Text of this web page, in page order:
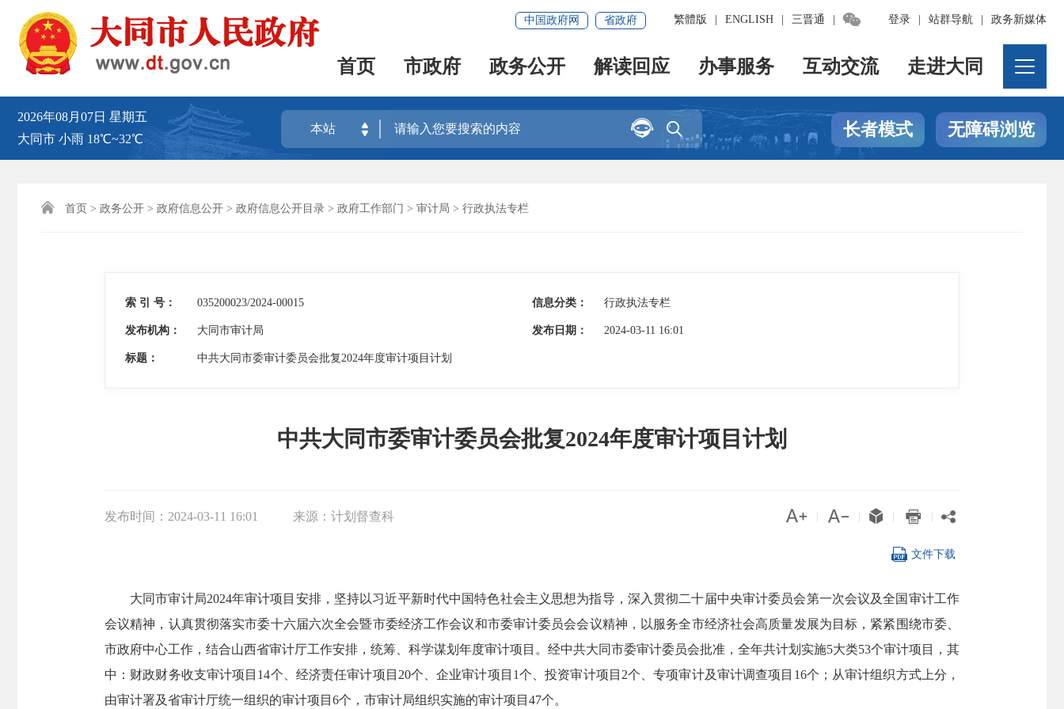
登录 站群导航 政务新媒体
繁體版 ENGLISH 三晋通 
中国政府网 省政府
首页 市政府 政务公开 解读回应 办事服务 互动交流 走进大同
2026年08月07日 星期五
大同市 小雨 18℃~32℃
本站 
 长者模式 无障碍浏览
 首页 > 政务公开 > 政府信息公开 > 政府信息公开目录 > 政府工作部门 > 审计局 > 行政执法专栏
索 引 号： 035200023/2024-00015 信息分类： 行政执法专栏
发布机构： 大同市审计局 发布日期： 2024-03-11 16:01
标题： 中共大同市委审计委员会批复2024年度审计项目计划
中共大同市委审计委员会批复2024年度审计项目计划
发布时间： 2024-03-11 16:01 来源： 计划督查科     
 文件下载
大同市审计局2024年审计项目安排，坚持以习近平新时代中国特色社会主义思想为指导，深入贯彻二十届中央审计委员会第一次会议及全国审计工作
会议精神，认真贯彻落实市委十六届六次全会暨市委经济工作会议和市委审计委员会会议精神，以服务全市经济社会高质量发展为目标，紧紧围绕市委、
市政府中心工作，结合山西省审计厅工作安排，统筹、科学谋划年度审计项目。经中共大同市委审计委员会批准，全年共计划实施5大类53个审计项目，其
中：财政财务收支审计项目14个、经济责任审计项目20个、企业审计项目1个、投资审计项目2个、专项审计及审计调查项目16个；从审计组织方式上分，
由审计署及省审计厅统一组织的审计项目6个，市审计局组织实施的审计项目47个。